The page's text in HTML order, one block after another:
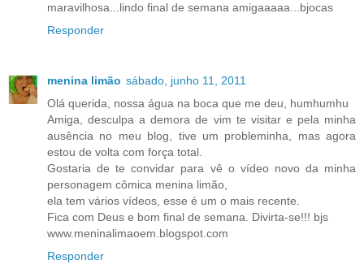
maravilhosa...lindo final de semana amigaaaaa...bjocas
Responder
menina limão sábado, junho 11, 2011
Olá querida, nossa água na boca que me deu, humhumhu
Amiga, desculpa a demora de vim te visitar e pela minha
ausência no meu blog, tive um probleminha, mas agora
estou de volta com força total.
Gostaria de te convidar para vê o vídeo novo da minha
personagem cômica menina limão,
ela tem vários vídeos, esse é um o mais recente.
Fica com Deus e bom final de semana. Divirta-se!!! bjs
www.meninalimaoem.blogspot.com
Responder